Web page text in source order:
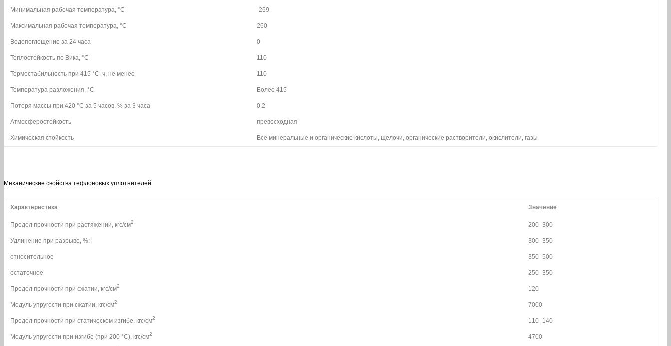
Минимальная рабочая температура, °С -269
Максимальная рабочая температура, °С 260
Водопоглощение за 24 часа 0
Теплостойкость по Вика, °С 110
Термостабильность при 415 °С, ч, не менее 110
Температура разложения, °С Более 415
Потеря массы при 420 °С за 5 часов, % за 3 часа 0,2
Атмосферостойкость превосходная
Химическая стойкость Все минеральные и органические кислоты, щелочи, органические растворители, окислители, газы
Механические свойства тефлоновых уплотнителей
Характеристика Значение
Предел прочности при растяжении, кгс/см2 200–300
Удлинение при разрыве, %: 300–350
относительное 350–500
остаточное 250–350
Предел прочности при сжатии, кгс/см2 120
Модуль упругости при сжатии, кгс/см2 7000
Предел прочности при статическом изгибе, кгс/см2 110–140
Модуль упругости при изгибе (при 200 °С), кгс/см2 4700